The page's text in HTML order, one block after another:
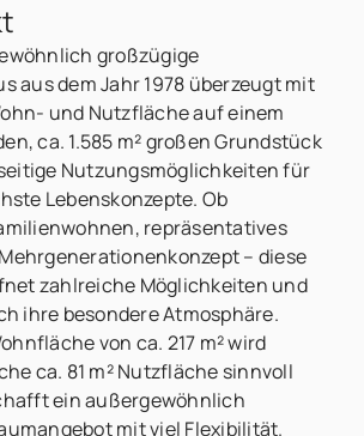
großzügige
aus dem Jahr 1978 überzeugt mit
und Nutzfläche auf einem
ca. 1.585 m² großen Grundstück
Nutzungsmöglichkeiten für
Lebenskonzepte. Ob
repräsentatives
– diese
zahlreiche Möglichkeiten und
ihre besondere Atmosphäre.
von ca. 217 m² wird
ca. 81 m² Nutzfläche sinnvoll
ein außergewöhnlich
mit viel Flexibilität.